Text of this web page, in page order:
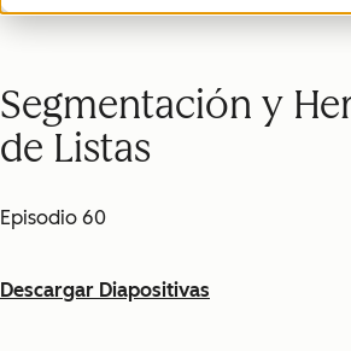
Segmentación y
de Listas
Episodio 60
Descargar Diapositivas